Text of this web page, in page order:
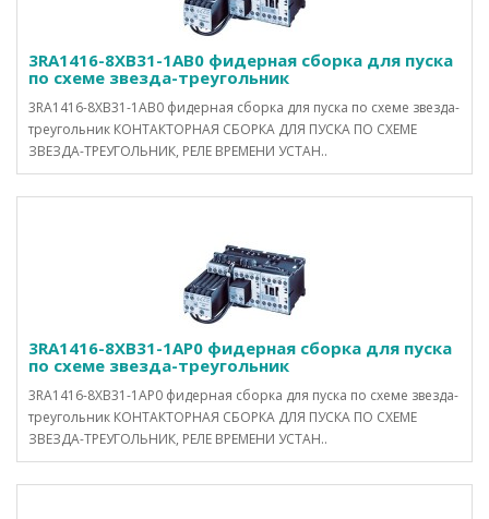
3RA1416-8XB31-1AB0 фидерная сборка для пуска
по схеме звезда-треугольник
3RA1416-8XB31-1AB0 фидерная сборка для пуска по схеме звезда-
треугольник КОНТАКТОРНАЯ СБОРКА ДЛЯ ПУСКА ПО СХЕМЕ
ЗВЕЗДА-ТРЕУГОЛЬНИК, РЕЛЕ ВРЕМЕНИ УСТАН..
3RA1416-8XB31-1AP0 фидерная сборка для пуска
по схеме звезда-треугольник
3RA1416-8XB31-1AP0 фидерная сборка для пуска по схеме звезда-
треугольник КОНТАКТОРНАЯ СБОРКА ДЛЯ ПУСКА ПО СХЕМЕ
ЗВЕЗДА-ТРЕУГОЛЬНИК, РЕЛЕ ВРЕМЕНИ УСТАН..